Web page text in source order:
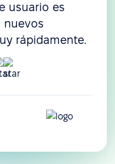
usuario es
nuevos
rápidamente.